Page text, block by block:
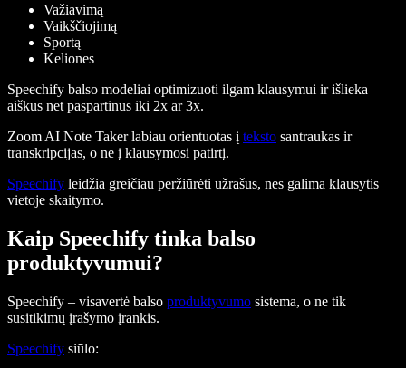
Važiavimą
Vaikščiojimą
Sportą
Keliones
Speechify balso modeliai optimizuoti ilgam klausymui ir išlieka
aiškūs net paspartinus iki 2x ar 3x.
Zoom AI Note Taker labiau orientuotas į teksto santraukas ir
transkripcijas, o ne į klausymosi patirtį.
Speechify leidžia greičiau peržiūrėti užrašus, nes galima klausytis
vietoje skaitymo.
Kaip Speechify tinka balso
produktyvumui?
Speechify – visavertė balso produktyvumo sistema, o ne tik
susitikimų įrašymo įrankis.
Speechify siūlo: